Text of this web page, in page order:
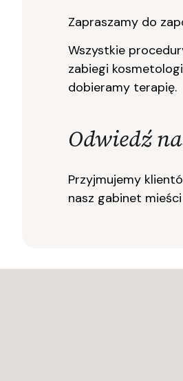
Zapraszamy do
Wszystkie
zabiegi
dobieramy terapię.
Odwiedź
Przyjmujemy
nasz gabinet